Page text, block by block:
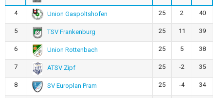
4 Union Gaspoltshofen 25 2 40
5 TSV Frankenburg 25 11 39
6 Union Rottenbach 25 5 38
7 ATSV Zipf 25 -2 35
8 SV Europlan Pram 25 -4 34